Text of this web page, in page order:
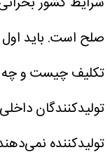
صلح است. باید اول
تکلیف چیست و چه
تولیدکنندگان
تولیدکننده